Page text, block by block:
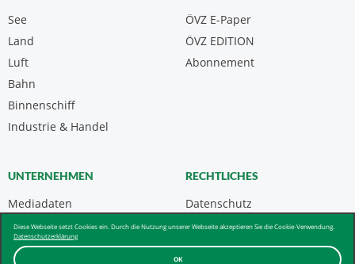
OK
Diese Webseite setzt Cookies ein. Durch die Nutzung unserer Webseite akzeptieren Sie die Cookie-Verwendung.
Datenschutzerklärung
See
Land
Luft
Bahn
Binnenschiff
Industrie & Handel
ÖVZ E-Paper
Abonnement
ÖVZ EDITION
UNTERNEHMEN
Mediadaten
Kontakt
Über uns & AGB
RECHTLICHES
Datenschutz
Impressum